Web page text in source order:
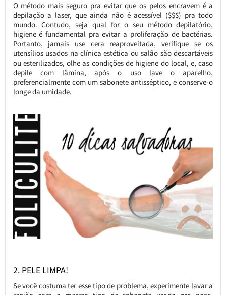
O método mais seguro pra evitar que os pelos encravem é a
depilação a laser, que ainda não é acessível ($$$) pra todo
mundo. Contudo, seja qual for o seu método depilatório,
higiene é fundamental pra evitar a proliferação de bactérias.
Portanto, jamais use cera reaproveitada, verifique se os
utensílios usados na clínica estética ou salão são descartáveis
ou esterilizados, olhe as condições de higiene do local, e, caso
depile com lâmina, após o uso lave o aparelho,
preferencialmente com um sabonete antisséptico, e conserve-o
longe da umidade.
2. PELE LIMPA!
Se você costuma ter esse tipo de problema, experimente lavar a